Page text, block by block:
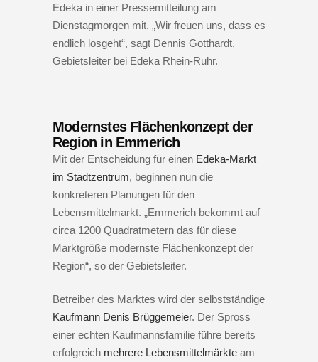
Edeka in einer Pressemitteilung am
Dienstagmorgen mit. „Wir freuen uns, dass es
endlich losgeht“, sagt Dennis Gotthardt,
Gebietsleiter bei Edeka Rhein-Ruhr.
Modernstes Flächenkonzept der
Region in Emmerich
Mit der Entscheidung für einen Edeka-Markt
im Stadtzentrum, beginnen nun die
konkreteren Planungen für den
Lebensmittelmarkt. „Emmerich bekommt auf
circa 1200 Quadratmetern das für diese
Marktgröße modernste Flächenkonzept der
Region“, so der Gebietsleiter.
Betreiber des Marktes wird der selbstständige
Kaufmann Denis Brüggemeier. Der Spross
einer echten Kaufmannsfamilie führe bereits
erfolgreich mehrere Lebensmittelmärkte am